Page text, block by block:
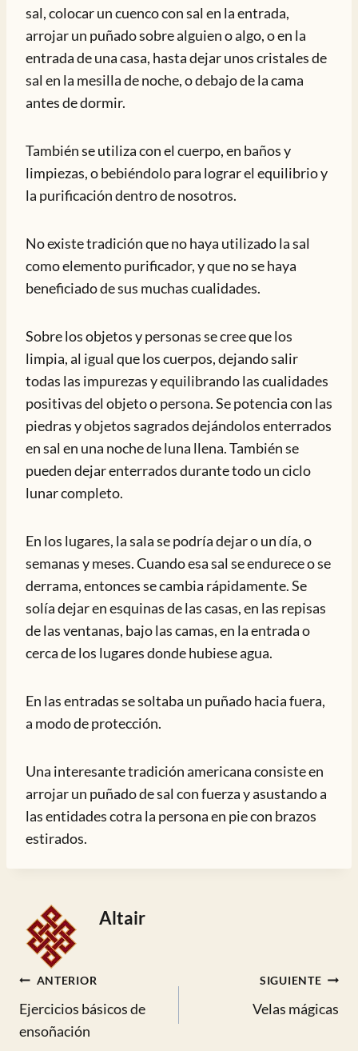
sal, colocar un cuenco con sal en la entrada,
arrojar un puñado sobre alguien o algo, o en la
entrada de una casa, hasta dejar unos cristales de
sal en la mesilla de noche, o debajo de la cama
antes de dormir.
También se utiliza con el cuerpo, en baños y
limpiezas, o bebiéndolo para lograr el equilibrio y
la purificación dentro de nosotros.
No existe tradición que no haya utilizado la sal
como elemento purificador, y que no se haya
beneficiado de sus muchas cualidades.
Sobre los objetos y personas se cree que los
limpia, al igual que los cuerpos, dejando salir
todas las impurezas y equilibrando las cualidades
positivas del objeto o persona. Se potencia con las
piedras y objetos sagrados dejándolos enterrados
en sal en una noche de luna llena. También se
pueden dejar enterrados durante todo un ciclo
lunar completo.
En los lugares, la sala se podría dejar o un día, o
semanas y meses. Cuando esa sal se endurece o se
derrama, entonces se cambia rápidamente. Se
solía dejar en esquinas de las casas, en las repisas
de las ventanas, bajo las camas, en la entrada o
cerca de los lugares donde hubiese agua.
En las entradas se soltaba un puñado hacia fuera,
a modo de protección.
Una interesante tradición americana consiste en
arrojar un puñado de sal con fuerza y asustando a
las entidades cotra la persona en pie con brazos
estirados.
Altair
Navegación
de
ANTERIOR
Ejercicios básicos de
ensoñación
SIGUIENTE
Velas mágicas